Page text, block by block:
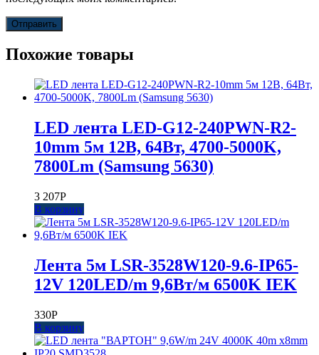
Похожие товары
LED лента LED-G12-240PWN-R2-
10mm 5м 12В, 64Вт, 4700-5000K,
7800Lm (Samsung 5630)
3 207Р
В корзину
Лента 5м LSR-3528W120-9.6-IP65-
12V 120LED/m 9,6Вт/м 6500K IEK
330Р
В корзину